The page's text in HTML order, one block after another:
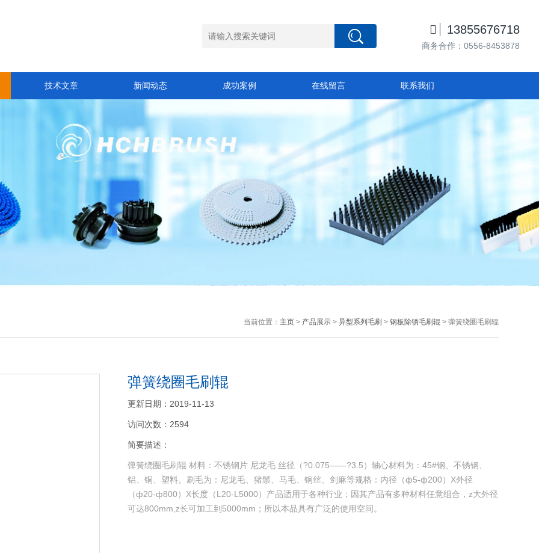
 13855676718
商务合作：0556-8453878
技术文章 新闻动态 成功案例 在线留言 联系我们
当前位置： 主页> 产品展示> 异型系列毛刷 > 钢板除锈毛刷辊> 弹簧绕圈毛刷辊
弹簧绕圈毛刷辊
更新日期：2019-11-13
访问次数：2594
简要描述：
弹簧绕圈毛刷辊 材料：不锈钢片 尼龙毛 丝径（?0.075——?3.5）轴心材料为：45#钢、不锈钢、
铝、铜、塑料。刷毛为：尼龙毛、猪鬃、马毛、钢丝、剑麻等规格：内径（ф5-ф200）X外径
（ф20-ф800）X长度（L20-L5000）产品适用于各种行业；因其产品有多种材料任意组合，z大外径
可达800mm,z长可加工到5000mm；所以本品具有广泛的使用空间。